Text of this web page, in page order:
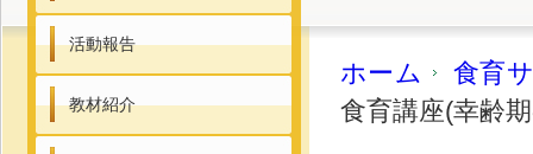
活動報告
教材紹介
ホーム
食育
食育講座(幸齢